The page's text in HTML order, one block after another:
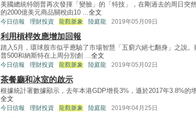
美國總統特朗普再次發揮「變臉」的「特技」，在剛過去的周日突
的2000億美元商品關稅由10 ...全文
今日信報 理財投資 龍觀脈象 陸庭龍 2019年05月09日
利用槓桿效應增加回報
踏入5月，環球股市似乎應驗了市場智慧「五窮六絕七翻身」之說
普500和納斯特在上周分別創 ...全文
今日信報 理財投資 龍觀脈象 陸庭龍 2019年05月02日
茶餐廳和冰室的啟示
根據統計署數據顯示，去年本港GDP增長3%，遜於2017年3.8%的
全文
今日信報 理財投資 龍觀脈象 陸庭龍 2019年04月25日